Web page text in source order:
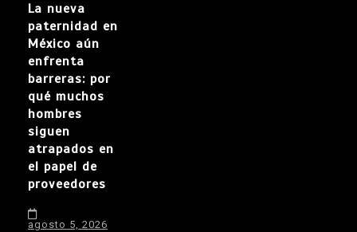
La nueva
paternidad en
México aún
enfrenta
barreras: por
qué muchos
hombres
siguen
atrapados en
el papel de
proveedores
agosto 5, 2026